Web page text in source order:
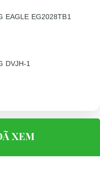
Bình Phước, Thành phố
EAGLE EG2028TB1
DVJH-1
XEM